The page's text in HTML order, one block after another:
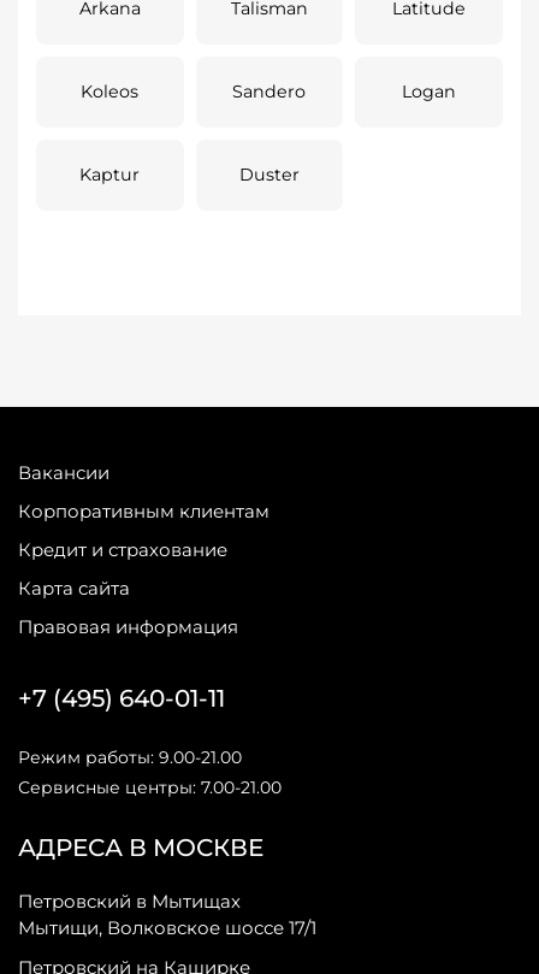
Arkana Talisman Latitude
Koleos Sandero Logan
Kaptur Duster
Вакансии
Корпоративным клиентам
Кредит и страхование
Карта сайта
Правовая информация
АДРЕСА В МОСКВЕ
Петровский в Мытищах
Мытищи, Волковское шоссе 17/1
Петровский на Каширке
+7 (495) 640-01-11
Режим работы: 9.00-21.00
Сервисные центры: 7.00-21.00